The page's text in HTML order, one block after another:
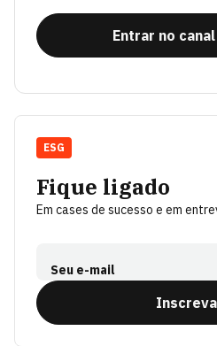
Entrar no
Fique ligado
Em cases de sucesso e em
Seu e-mail
ESG